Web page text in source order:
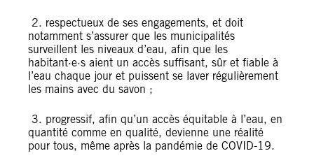
2. respectueux de ses engagements, et doit
notamment s’assurer que les municipalités
surveillent les niveaux d’eau, afin que les
habitant·e·s aient un accès suffisant, sûr et fiable à
l’eau chaque jour et puissent se laver régulièrement
les mains avec du savon ;
3. progressif, afin qu’un accès équitable à l’eau, en
quantité comme en qualité, devienne une réalité
pour tous, même après la pandémie de COVID-19.